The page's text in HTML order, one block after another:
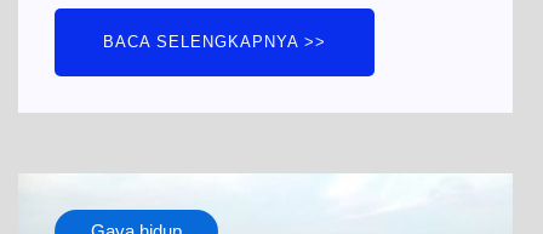
BACA SELENGKAPNYA >>